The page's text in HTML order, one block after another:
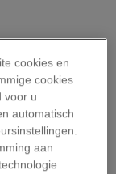
het
van
Preußisches
huidige
cookies en
cookies
voor u
automatisch
aan